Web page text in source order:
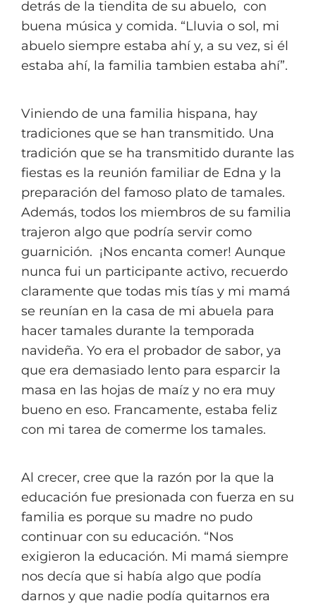
detrás de la tiendita de su abuelo, con
buena música y comida. “Lluvia o sol, mi
abuelo siempre estaba ahí y, a su vez, si él
estaba ahí, la familia tambien estaba ahí”.
Viniendo de una familia hispana, hay
tradiciones que se han transmitido. Una
tradición que se ha transmitido durante las
fiestas es la reunión familiar de Edna y la
preparación del famoso plato de tamales.
Además, todos los miembros de su familia
trajeron algo que podría servir como
guarnición. ¡Nos encanta comer! Aunque
nunca fui un participante activo, recuerdo
claramente que todas mis tías y mi mamá
se reunían en la casa de mi abuela para
hacer tamales durante la temporada
navideña. Yo era el probador de sabor, ya
que era demasiado lento para esparcir la
masa en las hojas de maíz y no era muy
bueno en eso. Francamente, estaba feliz
con mi tarea de comerme los tamales.
Al crecer, cree que la razón por la que la
educación fue presionada con fuerza en su
familia es porque su madre no pudo
continuar con su educación. “Nos
exigieron la educación. Mi mamá siempre
nos decía que si había algo que podía
darnos y que nadie podía quitarnos era